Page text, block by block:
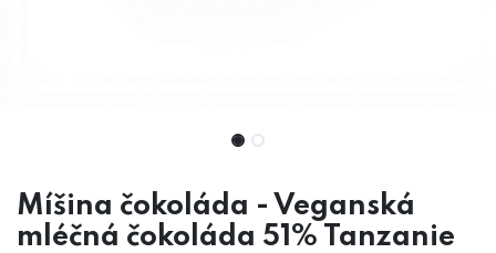
Míšina čokoláda - Veganská
mléčná čokoláda 51% Tanzanie